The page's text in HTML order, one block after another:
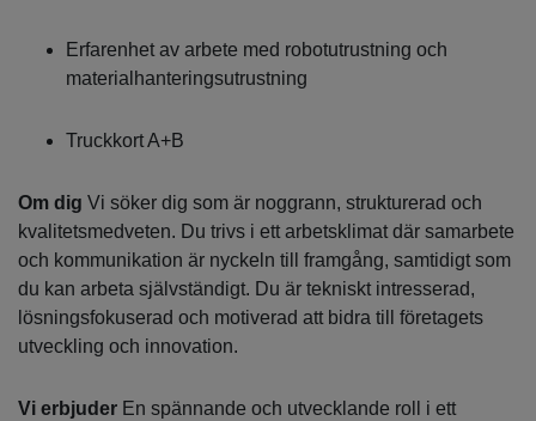
Erfarenhet av arbete med robotutrustning och
materialhanteringsutrustning
Truckkort A+B
Om dig Vi söker dig som är noggrann, strukturerad och
kvalitetsmedveten. Du trivs i ett arbetsklimat där samarbete
och kommunikation är nyckeln till framgång, samtidigt som
du kan arbeta självständigt. Du är tekniskt intresserad,
lösningsfokuserad och motiverad att bidra till företagets
utveckling och innovation.
Vi erbjuder En spännande och utvecklande roll i ett